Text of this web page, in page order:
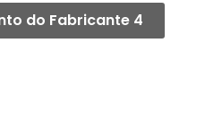
do Fabricante 4